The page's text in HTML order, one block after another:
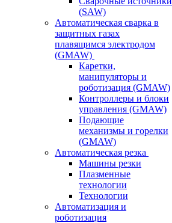
(SAW)
Автоматическая сварка в
защитных газах
плавящимся электродом
(GMAW)
Каретки,
манипуляторы и
роботизация (GMAW)
Контроллеры и блоки
управления (GMAW)
Подающие
механизмы и горелки
(GMAW)
Автоматическая резка
Машины резки
Плазменные
технологии
Технологии
Автоматизация и
роботизация